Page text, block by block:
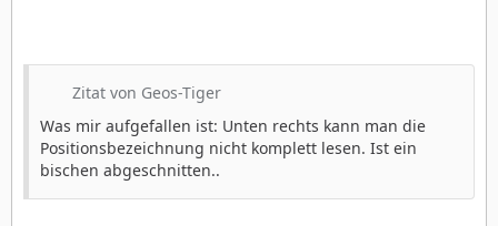
Zitat von Geos-Tiger
Was mir aufgefallen ist: Unten rechts kann man die
Positionsbezeichnung nicht komplett lesen. Ist ein
bischen abgeschnitten..